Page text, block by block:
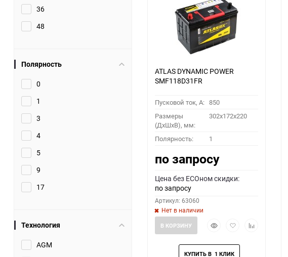
36
48
Полярность
0
1
3
4
5
9
17
Технология
AGM
ATLAS DYNAMIC POWER
SMF118D31FR
Пусковой ток, A: 850
Размеры
(ДхШхВ), мм:
302x172x220
Полярность: 1
по запросу
Цена без ECOном скидки:
по запросу
Артикул: 63060
Нет в наличии
БыстрыйДобавить
избранное
Добавить
В КОРЗИНУ